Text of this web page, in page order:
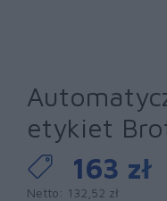
etykiet
163 zł
Netto: 132,52 zł